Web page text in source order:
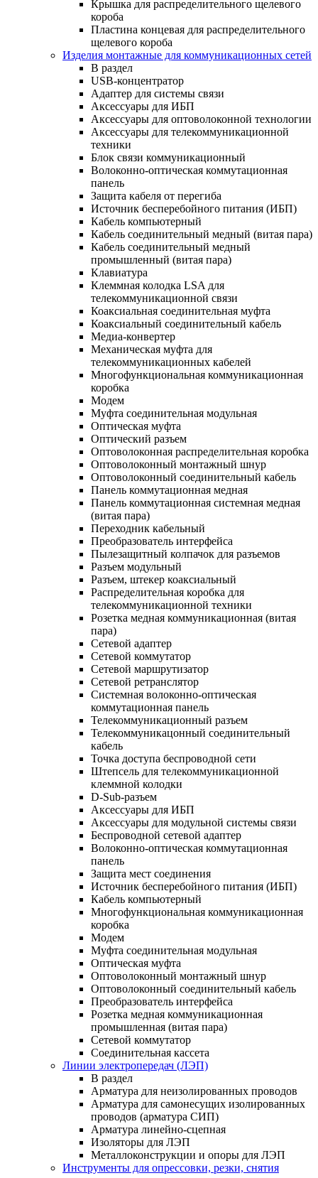
Крышка для распределительного щелевого
короба
Пластина концевая для распределительного
щелевого короба
Изделия монтажные для коммуникационных сетей
В раздел
USB-концентратор
Адаптер для системы связи
Аксессуары для ИБП
Аксессуары для оптоволоконной технологии
Аксессуары для телекоммуникационной
техники
Блок связи коммуникационный
Волоконно-оптическая коммутационная
панель
Защита кабеля от перегиба
Источник бесперебойного питания (ИБП)
Кабель компьютерный
Кабель соединительный медный (витая пара)
Кабель соединительный медный
промышленный (витая пара)
Клавиатура
Клеммная колодка LSA для
телекоммуникационной связи
Коаксиальная соединительная муфта
Коаксиальный соединительный кабель
Медиа-конвертер
Механическая муфта для
телекоммуникационных кабелей
Многофункциональная коммуникационная
коробка
Модем
Муфта соединительная модульная
Оптическая муфта
Оптический разъем
Оптоволоконная распределительная коробка
Оптоволоконный монтажный шнур
Оптоволоконный соединительный кабель
Панель коммутационная медная
Панель коммутационная системная медная
(витая пара)
Переходник кабельный
Преобразователь интерфейса
Пылезащитный колпачок для разъемов
Разъем модульный
Разъем, штекер коаксиальный
Распределительная коробка для
телекоммуникационной техники
Розетка медная коммуникационная (витая
пара)
Сетевой адаптер
Сетевой коммутатор
Сетевой маршрутизатор
Сетевой ретранслятор
Системная волоконно-оптическая
коммутационная панель
Телекоммуникационный разъем
Телекоммуникацонный соединительный
кабель
Точка доступа беспроводной сети
Штепсель для телекоммуникационной
клеммной колодки
D-Sub-разъем
Аксессуары для ИБП
Аксессуары для модульной системы связи
Беспроводной сетевой адаптер
Волоконно-оптическая коммутационная
панель
Защита мест соединения
Источник бесперебойного питания (ИБП)
Кабель компьютерный
Многофункциональная коммуникационная
коробка
Модем
Муфта соединительная модульная
Оптическая муфта
Оптоволоконный монтажный шнур
Оптоволоконный соединительный кабель
Преобразователь интерфейса
Розетка медная коммуникационная
промышленная (витая пара)
Сетевой коммутатор
Соединительная кассета
Линии электропередач (ЛЭП)
В раздел
Арматура для неизолированных проводов
Арматура для самонесущих изолированных
проводов (арматура СИП)
Арматура линейно-сцепная
Изоляторы для ЛЭП
Металлоконструкции и опоры для ЛЭП
Инструменты для опрессовки, резки, снятия